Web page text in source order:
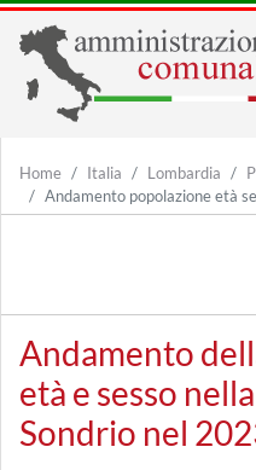
Home Italia Lombardia
Andamento popolazione età
Andamento
età e sesso
Sondrio nel